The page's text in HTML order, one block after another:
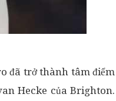
đã trở thành tâm điểm
Hecke của Brighton.